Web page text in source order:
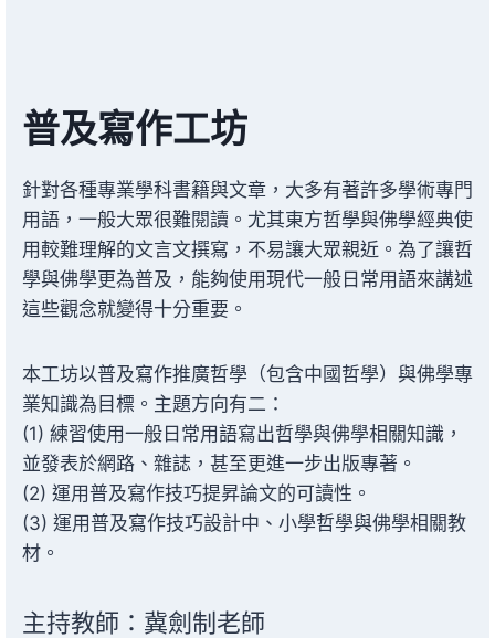
普及寫作工坊
針對各種專業學科書籍與文章，大多有著許多學術專門
用語，一般大眾很難閱讀。尤其東方哲學與佛學經典使
用較難理解的文言文撰寫，不易讓大眾親近。為了讓哲
學與佛學更為普及，能夠使用現代一般日常用語來講述
這些觀念就變得十分重要。
本工坊以普及寫作推廣哲學（包含中國哲學）與佛學專
業知識為目標。主題方向有二：
(1) 練習使用一般日常用語寫出哲學與佛學相關知識，
並發表於網路、雜誌，甚至更進一步出版專著。
(2) 運用普及寫作技巧提昇論文的可讀性。
(3) 運用普及寫作技巧設計中、小學哲學與佛學相關教
材。
主持教師：冀劍制老師